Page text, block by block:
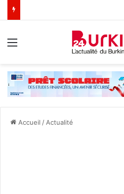
Accueil / Actualité